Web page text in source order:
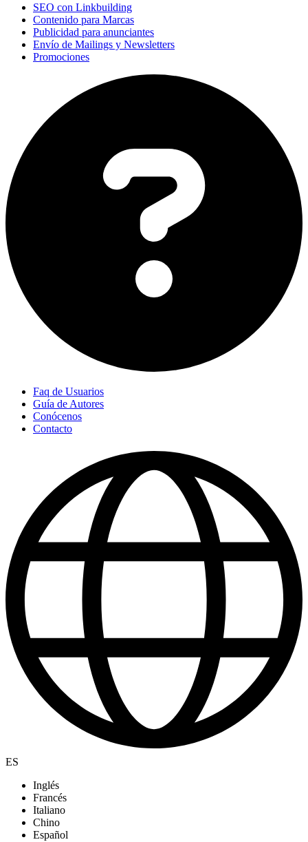
SEO con Linkbuilding
Contenido para Marcas
Publicidad para anunciantes
Envío de Mailings y Newsletters
Promociones
Faq de Usuarios
Guía de Autores
Conócenos
Contacto
ES
Inglés
Francés
Italiano
Chino
Español